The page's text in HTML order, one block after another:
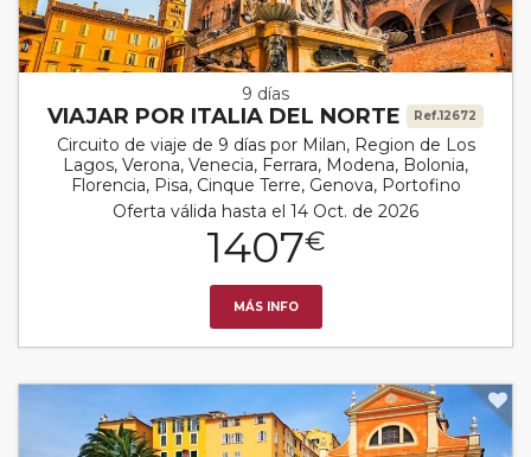
9 días
VIAJAR POR ITALIA DEL NORTE Ref.12672
Circuito de viaje de 9 días por Milan, Region de Los
Lagos, Verona, Venecia, Ferrara, Modena, Bolonia,
Florencia, Pisa, Cinque Terre, Genova, Portofino
Oferta válida hasta el 14 Oct. de 2026
1407€
MÁS INFO